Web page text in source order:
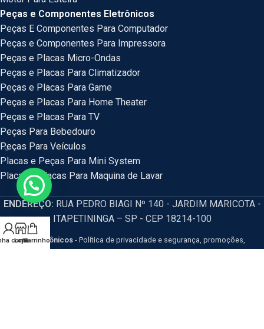
Peças e Componentes Eletrônicos
Peças E Componentes Para Computador
Peças e Componentes Para Impressora
Peças e Placas Micro-Ondas
Peças e Placas Para Climatizador
Peças e Placas Para Game
Peças e Placas Para Home Theater
Peças e Placas Para TV
Peças Para Bebedouro
Peças Para Veículos
Placas e Peças Para Mini System
Placas e Placas Para Maquina de Lavar
ENDEREÇO: RUA PEDRO BIAGI Nº 140 - JARDIM MARICOTA -
ITAPETININGA – SP - CEP 18214-100
HM Eletrônicos - Política de privacidade e segurança, promoções,
conta
LojaCarrinho